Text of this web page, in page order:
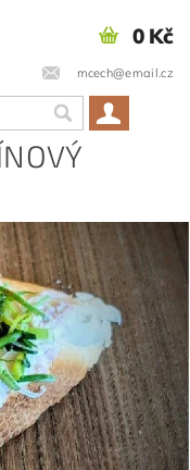
mcech@email.cz
0 Kč